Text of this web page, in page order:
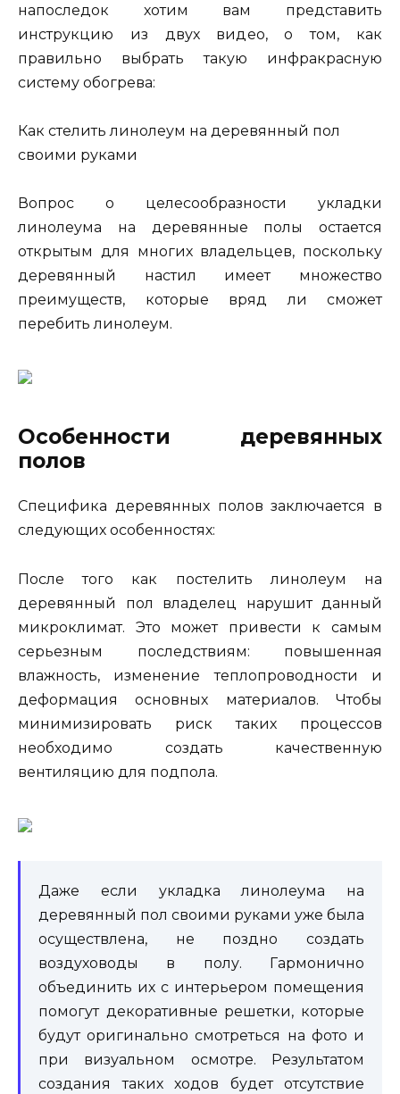
напоследок хотим вам представить
инструкцию из двух видео, о том, как
правильно выбрать такую инфракрасную
систему обогрева:
Как стелить линолеум на деревянный пол
своими руками
Вопрос о целесообразности укладки
линолеума на деревянные полы остается
открытым для многих владельцев, поскольку
деревянный настил имеет множество
преимуществ, которые вряд ли сможет
перебить линолеум.
Особенности деревянных
полов
Специфика деревянных полов заключается в
следующих особенностях:
После того как постелить линолеум на
деревянный пол владелец нарушит данный
микроклимат. Это может привести к самым
серьезным последствиям: повышенная
влажность, изменение теплопроводности и
деформация основных материалов. Чтобы
минимизировать риск таких процессов
необходимо создать качественную
вентиляцию для подпола.
Даже если укладка линолеума на
деревянный пол своими руками уже была
осуществлена, не поздно создать
воздуховоды в полу. Гармонично
объединить их с интерьером помещения
помогут декоративные решетки, которые
будут оригинально смотреться на фото и
при визуальном осмотре. Результатом
создания таких ходов будет отсутствие